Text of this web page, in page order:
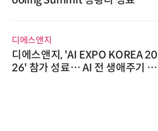
디에스앤지
디에스앤지, 'AI EXPO KOREA 20
26' 참가 성료… AI 전 생애주기 아